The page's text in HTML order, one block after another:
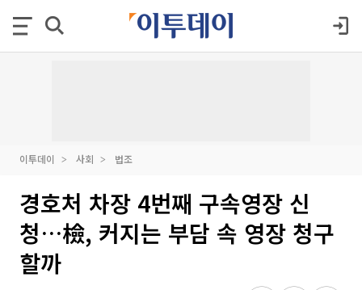
이투데이 사회 법조
경호처 차장 4번째 구속영장 신
청…檢, 커지는 부담 속 영장 청구
할까